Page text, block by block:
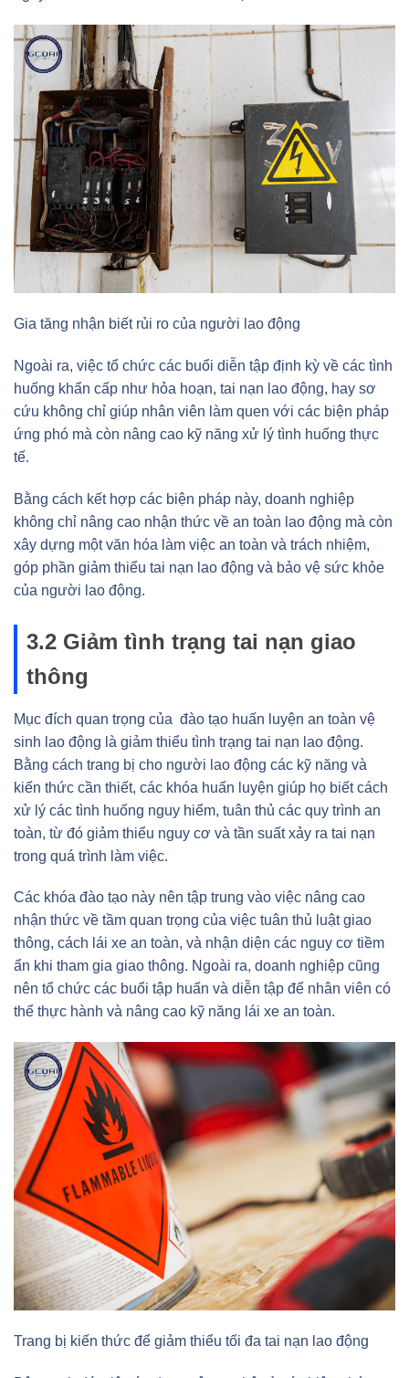
Gia tăng nhận biết rủi ro của người lao động
Ngoài ra, việc tổ chức các buổi diễn tập định kỳ về các tình
huống khẩn cấp như hỏa hoạn, tai nạn lao động, hay sơ
cứu không chỉ giúp nhân viên làm quen với các biện pháp
ứng phó mà còn nâng cao kỹ năng xử lý tình huống thực
tế.
Bằng cách kết hợp các biện pháp này, doanh nghiệp
không chỉ nâng cao nhận thức về an toàn lao động mà còn
xây dựng một văn hóa làm việc an toàn và trách nhiệm,
góp phần giảm thiểu tai nạn lao động và bảo vệ sức khỏe
của người lao động.
3.2 Giảm tình trạng tai nạn giao
thông
Mục đích quan trọng của đào tạo huấn luyện an toàn vệ
sinh lao động là giảm thiểu tình trạng tai nạn lao động.
Bằng cách trang bị cho người lao động các kỹ năng và
kiến thức cần thiết, các khóa huấn luyện giúp họ biết cách
xử lý các tình huống nguy hiểm, tuân thủ các quy trình an
toàn, từ đó giảm thiểu nguy cơ và tần suất xảy ra tai nạn
trong quá trình làm việc.
Các khóa đào tạo này nên tập trung vào việc nâng cao
nhận thức về tầm quan trọng của việc tuân thủ luật giao
thông, cách lái xe an toàn, và nhận diện các nguy cơ tiềm
ẩn khi tham gia giao thông. Ngoài ra, doanh nghiệp cũng
nên tổ chức các buổi tập huấn và diễn tập để nhân viên có
thể thực hành và nâng cao kỹ năng lái xe an toàn.
Trang bị kiến thức để giảm thiểu tối đa tai nạn lao động